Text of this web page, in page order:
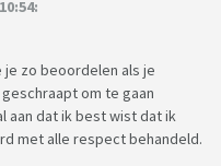
zo beoordelen als je
om te gaan
aan dat ik best wist dat ik
met alle respect behandeld.